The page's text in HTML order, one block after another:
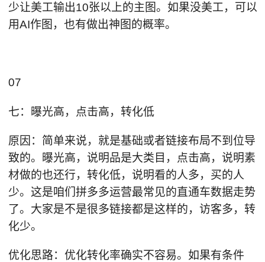
少让美工输出10张以上的主图。如果没美工，可以
用AI作图，也有做出神图的概率。
07
七：曝光高，点击高，转化低
原因：简单来说，就是基础或者链接布局不到位导
致的。曝光高，说明品是大类目，点击高，说明素
材做的也还行，转化低，说明看的人多，买的人
少。这是咱们拼多多运营最常见的直通车数据走势
了。大家是不是很多链接都是这样的，访客多，转
化少。
优化思路：优化转化率确实不容易。如果有条件